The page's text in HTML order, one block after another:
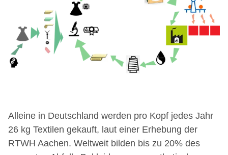
Alleine in Deutschland werden pro Kopf jedes Jahr
26 kg Textilen gekauft, laut einer Erhebung der
RTWH Aachen. Weltweit bilden bis zu 20% des